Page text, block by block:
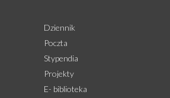
Dziennik
Poczta
Stypendia
Projekty
E- biblioteka